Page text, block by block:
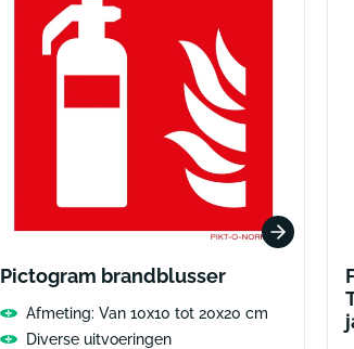
Pictogram brandblusser
Afmeting: Van 10x10 tot 20x20 cm
Diverse uitvoeringen